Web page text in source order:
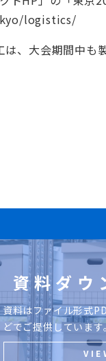
logistics/
、大会期間中も
資料ダウ
資料はファイル形式
どでご提供しています